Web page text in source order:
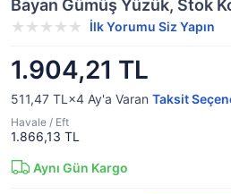
Bayan Gümüş Yüzük, Stok
İlk Yorumu Siz Yapın
1.904,21 TL
511,47 TL×4 Ay'a Varan Taksit
Havale / Eft
1.866,13 TL
Aynı Gün Kargo